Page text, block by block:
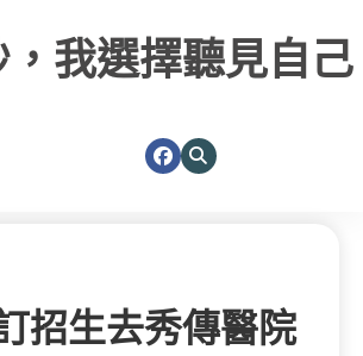
我選擇聽見自己
招生去秀傳醫院